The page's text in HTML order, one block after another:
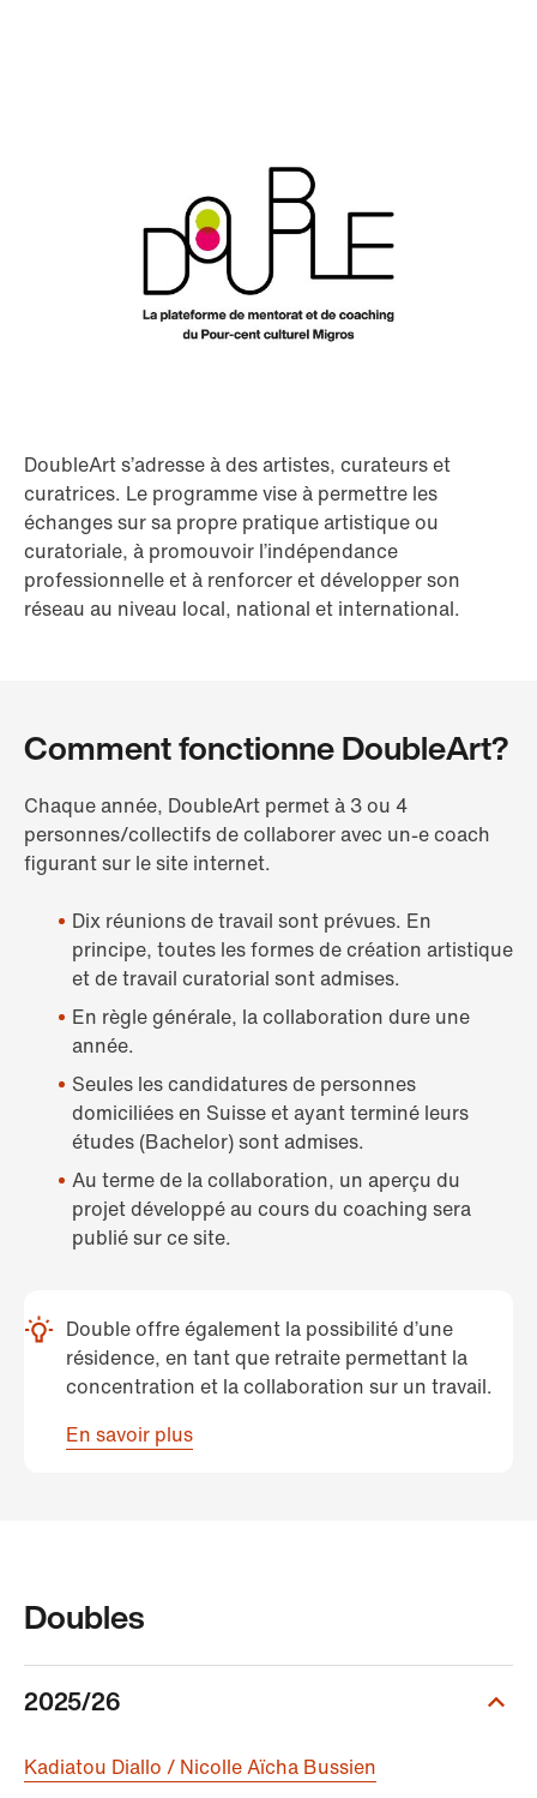
DoubleArt s’adresse à des artistes, curateurs et
curatrices. Le programme vise à permettre les
échanges sur sa propre pratique artistique ou
curatoriale, à promouvoir l’indépendance
professionnelle et à renforcer et développer son
réseau au niveau local, national et international.
Comment fonctionne DoubleArt?
Chaque année, DoubleArt permet à 3 ou 4
personnes/collectifs de collaborer avec un-e coach
figurant sur le site internet.
Dix réunions de travail sont prévues. En
principe, toutes les formes de création artistique
et de travail curatorial sont admises.
En règle générale, la collaboration dure une
année.
Seules les candidatures de personnes
domiciliées en Suisse et ayant terminé leurs
études (Bachelor) sont admises.
Au terme de la collaboration, un aperçu du
projet développé au cours du coaching sera
publié sur ce site.
Double offre également la possibilité d’une
résidence, en tant que retraite permettant la
concentration et la collaboration sur un travail.
En savoir plus
Doubles
2025/26
Kadiatou Diallo / Nicolle Aïcha Bussien